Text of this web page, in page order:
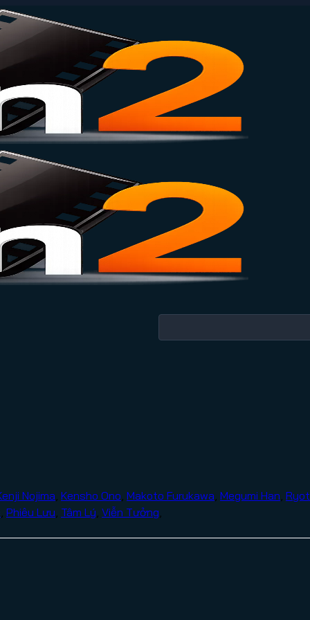
Nojima Kensho Ono Makoto Furukawa Megumi Han
Phiêu Lưu Tâm Lý Viễn Tưởng